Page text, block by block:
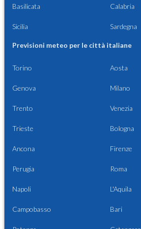
Basilicata Calabria
Sicilia Sardegna
Previsioni meteo per le città italiane
Torino Aosta
Genova Milano
Trento Venezia
Trieste Bologna
Ancona Firenze
Perugia Roma
Napoli L'Aquila
Campobasso Bari